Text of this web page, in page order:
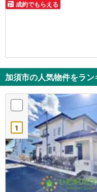
成約でもらえる
加須市の人気物件をラ
1